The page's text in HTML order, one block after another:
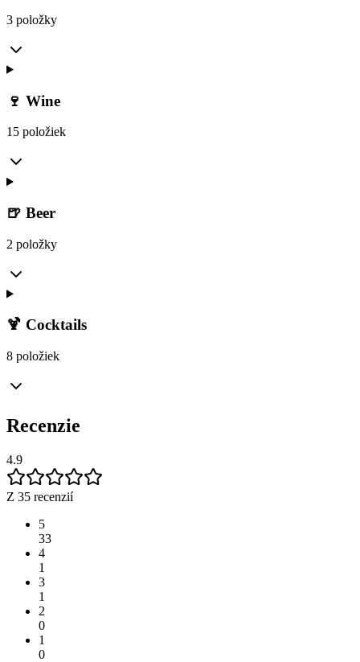
3 položky
🍷 Wine
15 položiek
🍺 Beer
2 položky
🍹 Cocktails
8 položiek
Recenzie
4.9
Z 35 recenzií
5
33
4
1
3
1
2
0
1
0